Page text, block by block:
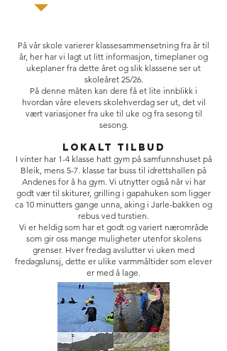
På vår skole varierer klassesammensetning fra år til
år, her har vi lagt ut litt informasjon, timeplaner og
ukeplaner fra dette året og slik klassene ser ut
skoleåret 25/26.
På denne måten kan dere få et lite innblikk i
hvordan våre elevers skolehverdag ser ut, det vil
vært variasjoner fra uke til uke og fra sesong til
sesong.
LOKALT TILBUD
I vinter har 1-4 klasse hatt gym på samfunnshuset på
Bleik, mens 5-7. klasse tar buss til idrettshallen på
Andenes for å ha gym. Vi utnytter også når vi har
godt vær til skiturer, grilling i gapahuken som ligger
ca 10 minutters gange unna, aking i Jarle-bakken og
rebus ved turstien.
Vi er heldig som har et godt og variert nærområde
som gir oss mange muligheter utenfor skolens
grenser. Hver fredag avslutter vi uken med
fredagslunsj, dette er ulike varmmåltider som elever
er med å lage.